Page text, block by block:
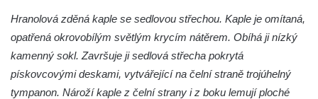
Křížová cesta Římov – XXIV. kaple – Pieta
Křížová cesta Římov – XXIII. kaple –
Kalvárie
Křížová cesta Římov – XXII. kaple – Šimon
Hranolová zděná kaple se sedlovou střechou. Kaple je omítaná,
opatřená okrovobílým světlým krycím nátěrem. Obíhá ji nízký
kamenný sokl. Završuje ji sedlová střecha pokrytá
pískovcovými deskami, vytvářející na čelní straně trojúhelný
tympanon. Nároží kaple z čelní strany i z boku lemují ploché